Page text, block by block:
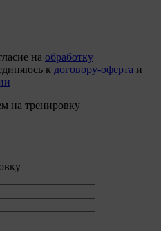
на обработку
к договору-оферта и
на тренировку